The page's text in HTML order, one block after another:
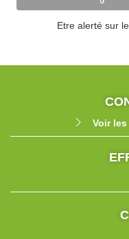
Etre alerté sur
Voir